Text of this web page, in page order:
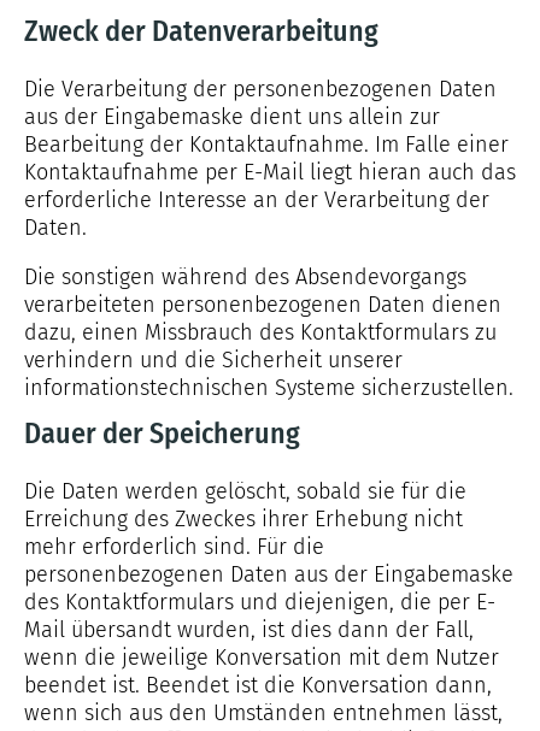
Zweck der Datenverarbeitung
Die Verarbeitung der personenbezogenen Daten
aus der Eingabemaske dient uns allein zur
Bearbeitung der Kontaktaufnahme. Im Falle einer
Kontaktaufnahme per E-Mail liegt hieran auch das
erforderliche Interesse an der Verarbeitung der
Daten.
Die sonstigen während des Absendevorgangs
verarbeiteten personenbezogenen Daten dienen
dazu, einen Missbrauch des Kontaktformulars zu
verhindern und die Sicherheit unserer
informationstechnischen Systeme sicherzustellen.
Dauer der Speicherung
Die Daten werden gelöscht, sobald sie für die
Erreichung des Zweckes ihrer Erhebung nicht
mehr erforderlich sind. Für die
personenbezogenen Daten aus der Eingabemaske
des Kontaktformulars und diejenigen, die per E-
Mail übersandt wurden, ist dies dann der Fall,
wenn die jeweilige Konversation mit dem Nutzer
beendet ist. Beendet ist die Konversation dann,
wenn sich aus den Umständen entnehmen lässt,